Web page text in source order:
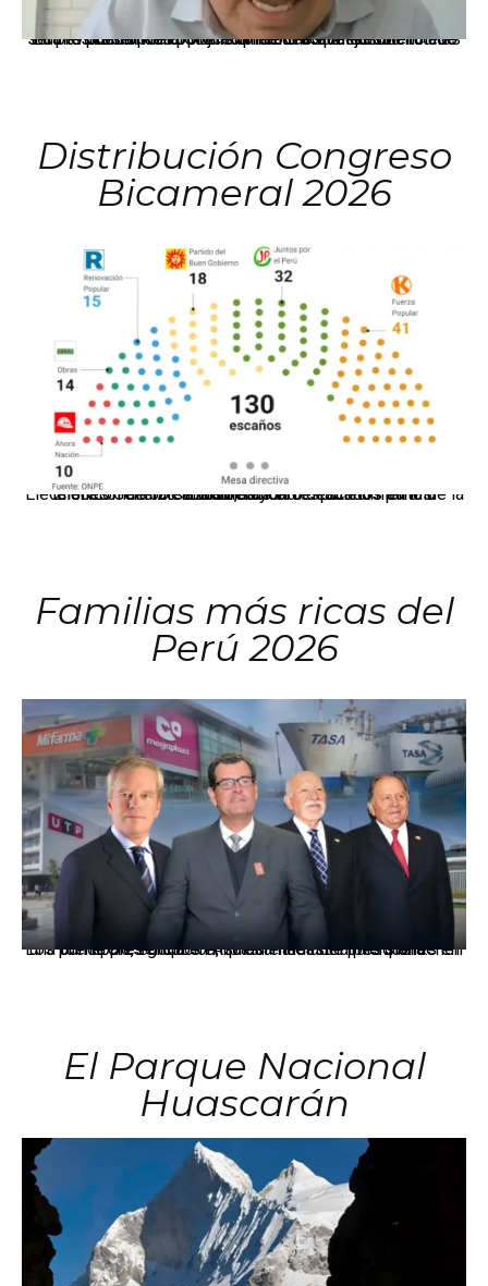
La presidenta Keiko Fujimori informó que la solicitud de indulto presentada por el expresidente Alejandro Toledo será evaluada por la Comisión de Gracias Presidenciales conforme al procedimiento establecido.
Distribución Congreso
Bicameral 2026
El JNE oficializó la distribución de escaños para la elección de 60 senadores y 130 diputados en las Elecciones Generales 2026, tras el restablecimiento de la Bicameralidad.
Familias más ricas del
Perú 2026
Los principales grupos empresariales del país mantienen una fuerte presencia en Áncash mediante inversiones en comercio, educación, salud e industria pesquera.
El Parque Nacional
Huascarán